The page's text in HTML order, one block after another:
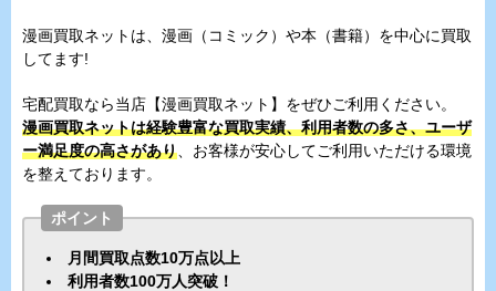
漫画買取ネットは、漫画（コミック）や本（書籍）を中心に買取
してます!
宅配買取なら当店【漫画買取ネット】をぜひご利用ください。
漫画買取ネットは経験豊富な買取実績、利用者数の多さ、ユーザ
ー満足度の高さがあり 、お客様が安心してご利用いただける環境
を整えております。
ポイント
月間買取点数10万点以上
利用者数100万人突破！